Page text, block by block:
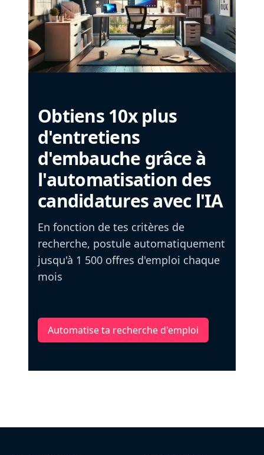
Obtiens 10x plus
d'entretiens
d'embauche grâce à
l'automatisation des
candidatures avec l'IA
En fonction de tes critères de
recherche, postule automatiquement
jusqu'à 1 500 offres d'emploi chaque
mois
Automatise ta recherche d'emploi